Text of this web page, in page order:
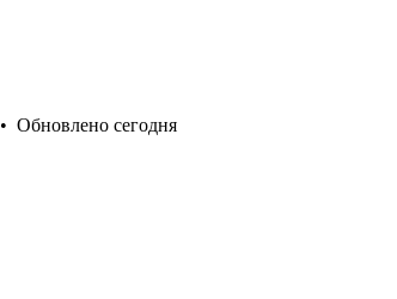
• Обновлено сегодня